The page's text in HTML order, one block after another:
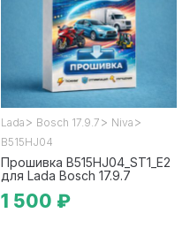
Lada > Bosch 17.9.7 > Niva >
B515HJ04
Прошивка B515HJ04_ST1_E2
для Lada Bosch 17.9.7
1 500 ₽